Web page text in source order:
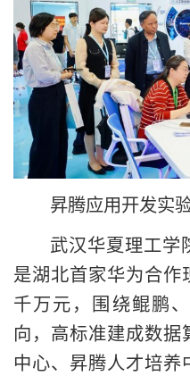
昇腾应用开发实
武汉华夏理工学
是湖北首家华为合作
千万元，围绕鲲鹏
向，高标准建成数
中心、昇腾人才培